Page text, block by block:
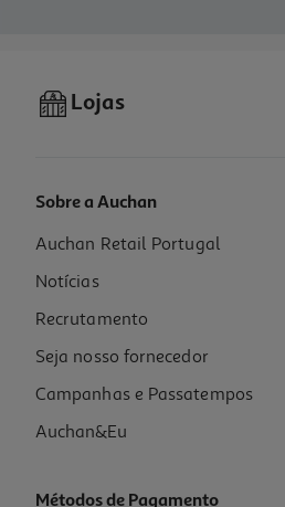
Lojas
Sobre a Auchan
Auchan Retail Portugal
Notícias
Recrutamento
Seja nosso fornecedor
Campanhas e Passatempos
Auchan&Eu
Métodos de Pagamento